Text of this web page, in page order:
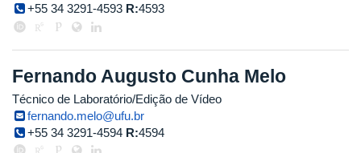
+55 34 3291-4593 R:4593
Fernando Augusto Cunha Melo
Técnico de Laboratório/Edição de Vídeo
fernando.melo@ufu.br
+55 34 3291-4594 R:4594